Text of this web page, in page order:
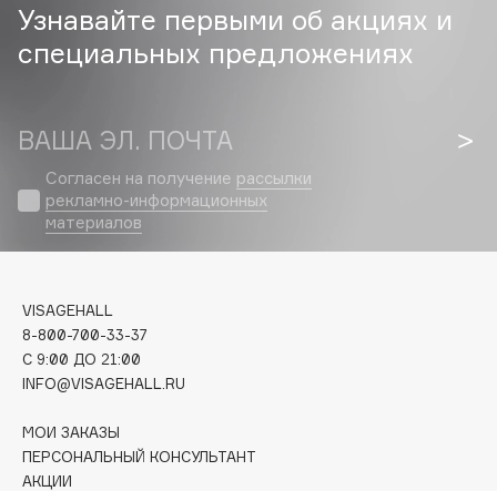
C
Cadence
Carbon Theory
Carolina Herrera
Catrice
Chupa Chups
Clarette
Clarins
Clive Christian
Узнавайте первыми об акциях и
специальных предложениях
ВАША ЭЛ. ПОЧТА
Согласен на получение рассылки
рекламно-информационных
материалов
VISAGEHALL
8-800-700-33-37
C 9:00 ДО 21:00
INFO@VISAGEHALL.RU
МОИ ЗАКАЗЫ
ПЕРСОНАЛЬНЫЙ КОНСУЛЬТАНТ
АКЦИИ